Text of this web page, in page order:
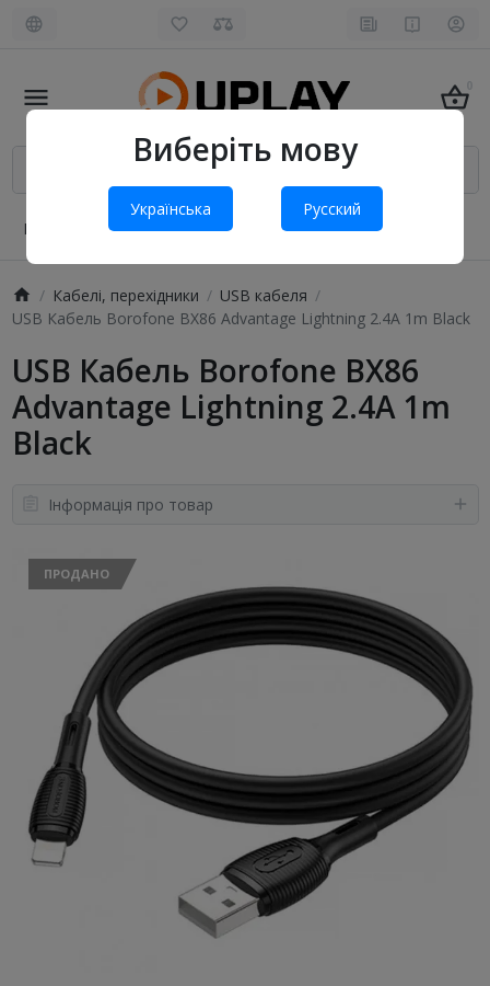
Виберіть мову
Українська Русский
0
Про нас Оплата і доставка Обмін та повернення
Кабелі, перехідники
USB кабеля
USB Кабель Borofone BX86 Advantage Lightning 2.4A 1m Black
USB Кабель Borofone BX86
Advantage Lightning 2.4A 1m
Black
Інформація про товар
ПРОДАНО